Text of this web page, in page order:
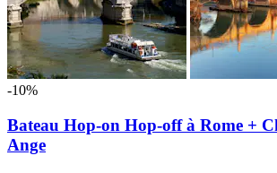
-10%
Bateau Hop-on Hop-off à Rome +
Ange